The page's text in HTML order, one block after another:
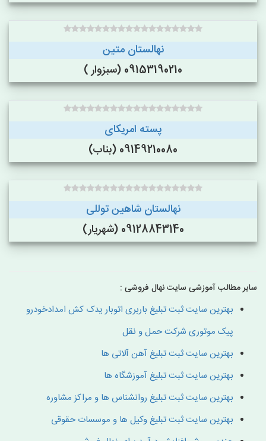
نهالستان متین
09153190210 (سبزوار )
پسته امریکای
09149210080 (بناب)
نهالستان شاهین توللی
09128843140 (شهریار)
سایر مطالب آموزشی سایت نهال فروشی :
بهترین سایت ثبت تبلیغ باربری اتوبار یدک کش امدادخودرو
پیک موتوری شرکت حمل و نقل
بهترین سایت ثبت تبلیغ آهن آلاتی ها
بهترین سایت ثبت تبلیغ آموزشگاه ها
بهترین سایت ثبت تبلیغ روانشناس ها و مراکز مشاوره
بهترین سایت ثبت تبلیغ وکیل ها و موسسات حقوقی